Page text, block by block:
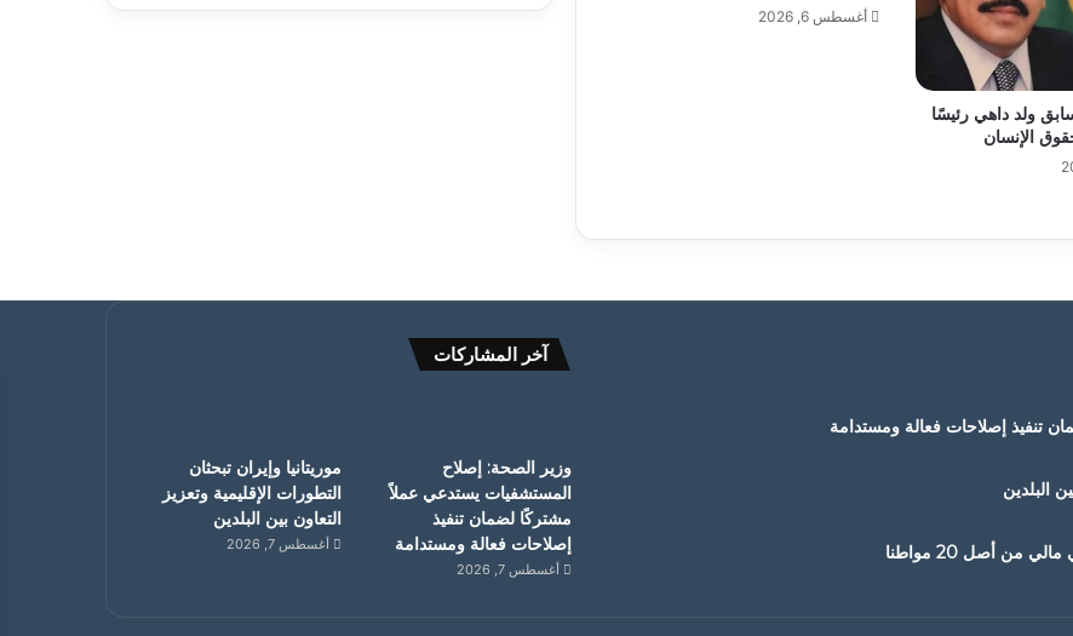
ولد داهي رئيسًا
الإنسان
أغسطس 6, 2026
تنفيذ إصلاحات فعالة ومستدامة
البلدين
آخر المشاركات
وزير الصحة: إصلاح
المستشفيات يستدعي عملاً
مشتركًا لضمان تنفيذ
إصلاحات فعالة ومستدامة
أغسطس 7, 2026
موريتانيا وإيران تبحثان
التطورات الإقليمية وتعزيز
التعاون بين البلدين
أغسطس 7, 2026